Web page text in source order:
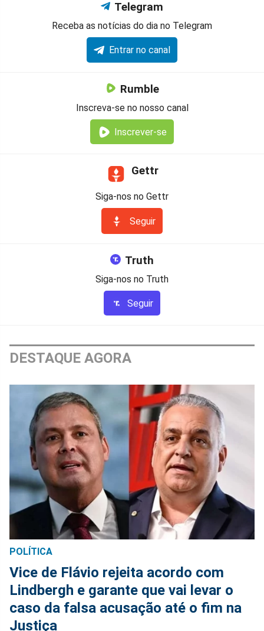
Telegram
Receba as notícias do dia no Telegram
Entrar no canal
Rumble
Inscreva-se no nosso canal
Inscrever-se
Gettr
Siga-nos no Gettr
Seguir
Truth
Siga-nos no Truth
Seguir
DESTAQUE AGORA
POLÍTICA
Vice de Flávio rejeita acordo com
Lindbergh e garante que vai levar o
caso da falsa acusação até o fim na
Justiça